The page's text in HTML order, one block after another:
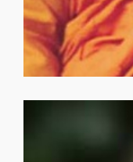
通慧大和尚